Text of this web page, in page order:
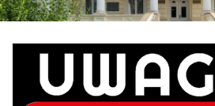
CSS
Banner